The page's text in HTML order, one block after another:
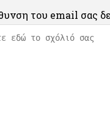
του email σας